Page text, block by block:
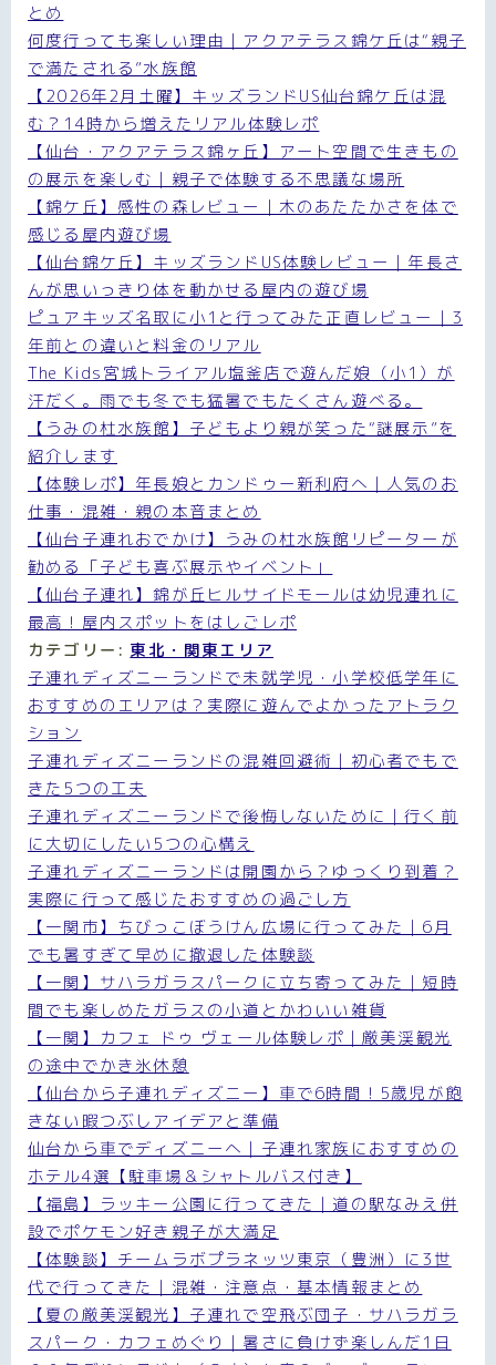
とめ
何度行っても楽しい理由｜アクアテラス錦ケ丘は“親子
で満たされる”水族館
【2026年2月土曜】キッズランドUS仙台錦ケ丘は混
む？14時から増えたリアル体験レポ
【仙台・アクアテラス錦ヶ丘】アート空間で生きもの
の展示を楽しむ｜親子で体験する不思議な場所
【錦ケ丘】感性の森レビュー｜木のあたたかさを体で
感じる屋内遊び場
【仙台錦ケ丘】キッズランドUS体験レビュー｜年長さ
んが思いっきり体を動かせる屋内の遊び場
ピュアキッズ名取に小1と行ってみた正直レビュー｜3
年前との違いと料金のリアル
The Kids宮城トライアル塩釜店で遊んだ娘（小1）が
汗だく。雨でも冬でも猛暑でもたくさん遊べる。
【うみの杜水族館】子どもより親が笑った“謎展示”を
紹介します
【体験レポ】年長娘とカンドゥー新利府へ｜人気のお
仕事・混雑・親の本音まとめ
【仙台子連れおでかけ】うみの杜水族館リピーターが
勧める「子ども喜ぶ展示やイベント」
【仙台子連れ】錦が丘ヒルサイドモールは幼児連れに
最高！屋内スポットをはしごレポ
カテゴリー: 東北・関東エリア
子連れディズニーランドで未就学児・小学校低学年に
おすすめのエリアは？実際に遊んでよかったアトラク
ション
子連れディズニーランドの混雑回避術｜初心者でもで
きた5つの工夫
子連れディズニーランドで後悔しないために｜行く前
に大切にしたい5つの心構え
子連れディズニーランドは開園から？ゆっくり到着？
実際に行って感じたおすすめの過ごし方
【一関市】ちびっこぼうけん広場に行ってみた｜6月
でも暑すぎて早めに撤退した体験談
【一関】サハラガラスパークに立ち寄ってみた｜短時
間でも楽しめたガラスの小道とかわいい雑貨
【一関】カフェ ドゥ ヴェール体験レポ｜厳美渓観光
の途中でかき氷休憩
【仙台から子連れディズニー】車で6時間！5歳児が飽
きない暇つぶしアイデアと準備
仙台から車でディズニーへ｜子連れ家族におすすめの
ホテル4選【駐車場＆シャトルバス付き】
【福島】ラッキー公園に行ってきた｜道の駅なみえ併
設でポケモン好き親子が大満足
【体験談】チームラボプラネッツ東京（豊洲）に3世
代で行ってきた｜混雑・注意点・基本情報まとめ
【夏の厳美渓観光】子連れで空飛ぶ団子・サハラガラ
スパーク・カフェめぐり｜暑さに負けず楽しんだ1日